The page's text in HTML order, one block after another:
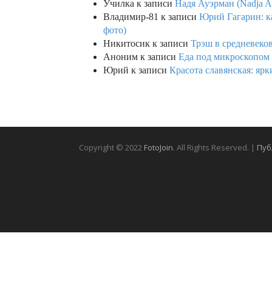
Училка к записи Надя Ауэрман (Nadja
Владимир-81 к записи Юрий Гагарин:
фото)
Никитосик к записи Трэш в
Аноним к записи Еда под микроскопом
Юрий к записи Красота славянская:
Copyright © 2022 FotoJoin. All Rights Reserved. |